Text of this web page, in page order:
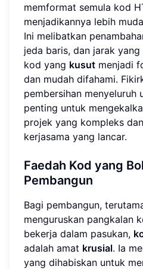
memformat semula kod
menjadikannya lebih
Ini melibatkan
jeda baris, dan jarak
kod yang kusut menjadi
dan mudah difahami.
pembersihan menyeluruh
penting untuk
projek yang kompleks
kerjasama yang lancar.
Faedah Kod yang
Pembangun
Bagi pembangun,
menguruskan pangkalan
bekerja dalam pasukan,
adalah amat krusial. Ia
yang dihabiskan untuk